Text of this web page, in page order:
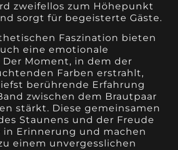
zweifellos zum Höhepunkt
sorgt für begeisterte Gäste.
Faszination bieten
eine emotionale
Moment, in dem der
Farben erstrahlt,
berührende Erfahrung
zwischen dem Brautpaar
stärkt. Diese gemeinsamen
Staunens und der Freude
in Erinnerung und machen
einem unvergesslichen